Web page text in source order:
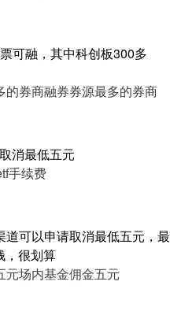
可融，其中科创板300多
的券商融券券源最多的券商
消最低五元
手续费
可以申请取消最低五元，最
，很划算
元场内基金佣金五元